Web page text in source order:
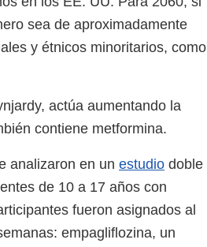
sea de aproximadamente
y étnicos minoritarios, como
actúa aumentando la
contiene metformina.
analizaron en un estudio doble
de 10 a 17 años con
fueron asignados al
empagliflozina, un